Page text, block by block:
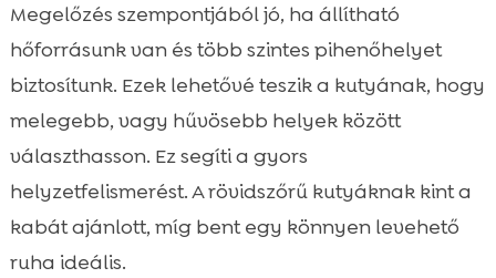
Megelőzés szempontjából jó, ha állítható
hőforrásunk van és több szintes pihenőhelyet
biztosítunk. Ezek lehetővé teszik a kutyának, hogy
melegebb, vagy hűvösebb helyek között
választhasson. Ez segíti a gyors
helyzetfelismerést. A rövidszőrű kutyáknak kint a
kabát ajánlott, míg bent egy könnyen levehető
ruha ideális.